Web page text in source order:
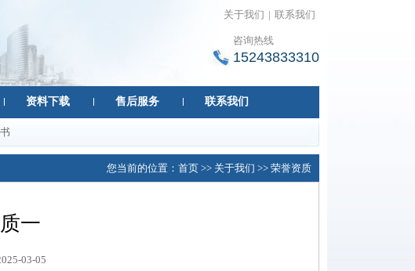
关于我们 | 联系我们
15243833310
咨询热线
资料下载 售后服务 联系我们
您当前的位置： 首页 >> 关于我们 >> 荣誉资质
一
03-05